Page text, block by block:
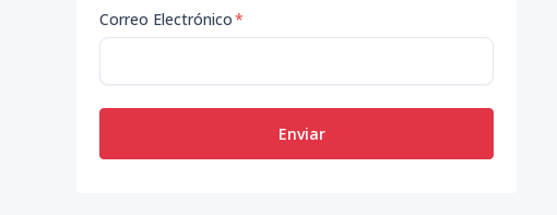
Correo Electrónico*
Enviar